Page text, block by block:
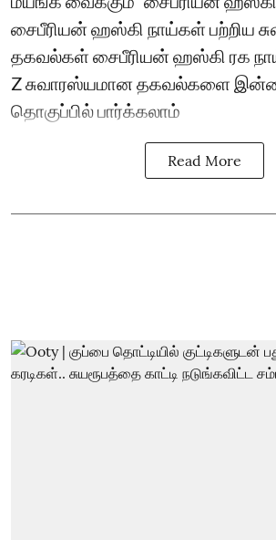
சைபீரியன் ஹஸ்கி நாய்கள் பற்றிய
தகவல்கள் சைபீரியன் ஹஸ்கி ரக
Z சுவாரஸ்யமான தகவல்களை
தொகுப்பில் பார்க்கலாம்
Read More